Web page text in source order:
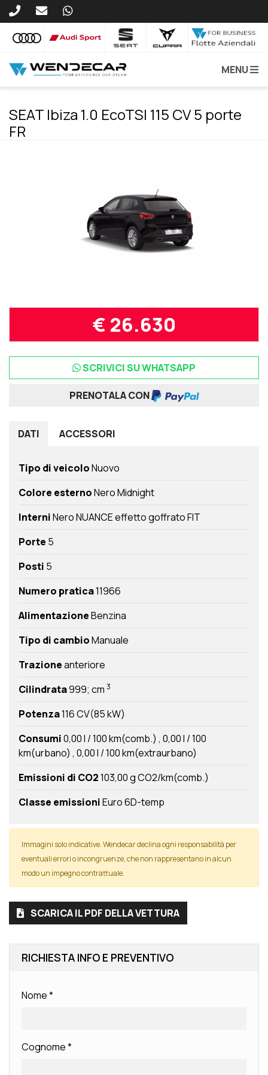
MENU
SEAT Ibiza 1.0 EcoTSI 115 CV 5 porte
FR
€ 26.630
SCRIVICI SU WHATSAPP
PRENOTALA CON
DATI ACCESSORI
Tipo di veicoloNuovo
Colore esternoNero Midnight
InterniNero NUANCE effetto goffrato FIT
Porte 5
Posti 5
Numero pratica11966
AlimentazioneBenzina
Tipo di cambioManuale
Trazioneanteriore
Cilindrata999; cm 3
Potenza116 CV(85 kW)
Consumi0,00 l / 100 km(comb.) 0,00 l / 100
km(urbano) 0,00 l / 100 km(extraurbano)
Emissioni di CO2103,00 g CO2/km(comb.)
Classe emissioniEuro 6D-temp
Immagini solo indicative. Wendecar declina ogni responsabilità per
eventuali errori o incongruenze, che non rappresentano in alcun
modo un impegno contrattuale.
SCARICA IL PDF DELLA VETTURA
RICHIESTA INFO E PREVENTIVO
Nome*
Cognome*